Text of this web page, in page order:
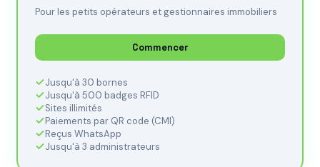
Pour les petits opérateurs et gestionnaires immobiliers
Commencer
Jusqu'à 30 bornes
Jusqu'à 500 badges RFID
Sites illimités
Paiements par QR code (CMI)
Reçus WhatsApp
Jusqu'à 3 administrateurs